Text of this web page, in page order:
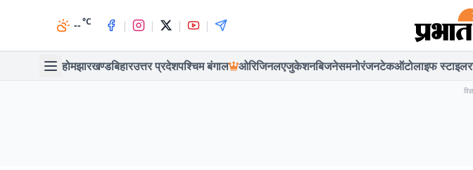
--°C | | | |
होमझारखण्डबिहारउत्तर प्रदेशपश्चिम बंगाल ओरिजिनलएजुकेशनबिजनेसमनोरंजनटेकऑटोलाइफ स्टाइल